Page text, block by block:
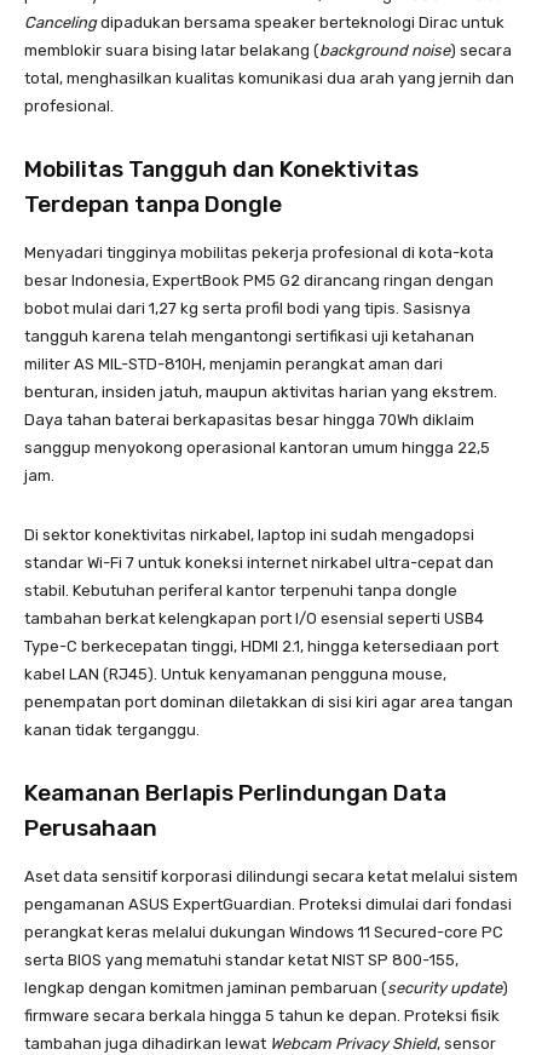
Cancelingdipadukan bersama speaker berteknologi Dirac untuk
memblokir suara bising latar belakang (background noise) secara
total, menghasilkan kualitas komunikasi dua arah yang jernih dan
profesional.
Mobilitas Tangguh dan Konektivitas
Terdepan tanpa Dongle
Menyadari tingginya mobilitas pekerja profesional di kota-kota
besar Indonesia, ExpertBook PM5 G2 dirancang ringan dengan
bobot mulai dari 1,27 kg serta profil bodi yang tipis. Sasisnya
tangguh karena telah mengantongi sertifikasi uji ketahanan
militer AS MIL-STD-810H, menjamin perangkat aman dari
benturan, insiden jatuh, maupun aktivitas harian yang ekstrem.
Daya tahan baterai berkapasitas besar hingga 70Wh diklaim
sanggup menyokong operasional kantoran umum hingga 22,5
jam.
Di sektor konektivitas nirkabel, laptop ini sudah mengadopsi
standar Wi-Fi 7 untuk koneksi internet nirkabel ultra-cepat dan
stabil. Kebutuhan periferal kantor terpenuhi tanpa dongle
tambahan berkat kelengkapan port I/O esensial seperti USB4
Type-C berkecepatan tinggi, HDMI 2.1, hingga ketersediaan port
kabel LAN (RJ45). Untuk kenyamanan pengguna mouse,
penempatan port dominan diletakkan di sisi kiri agar area tangan
kanan tidak terganggu.
Keamanan Berlapis Perlindungan Data
Perusahaan
Aset data sensitif korporasi dilindungi secara ketat melalui sistem
pengamanan ASUS ExpertGuardian. Proteksi dimulai dari fondasi
perangkat keras melalui dukungan Windows 11 Secured-core PC
serta BIOS yang mematuhi standar ketat NIST SP 800-155,
lengkap dengan komitmen jaminan pembaruan (security update)
firmware secara berkala hingga 5 tahun ke depan. Proteksi fisik
tambahan juga dihadirkan lewat Webcam Privacy Shield, sensor